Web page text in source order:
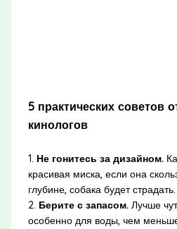
5 практических советов
кинологов
1. Не гонитесь за дизайном.
красивая миска, если она
глубине, собака будет страдать.
2. Берите с запасом.Лучше
особенно для воды, чем